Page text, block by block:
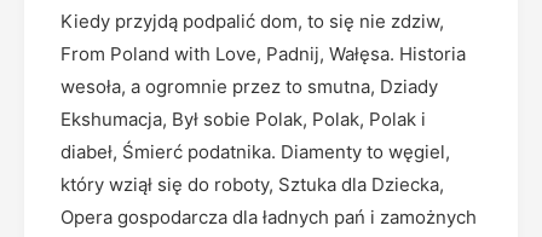
Kiedy przyjdą podpalić dom, to się nie zdziw,
From Poland with Love, Padnij, Wałęsa. Historia
wesoła, a ogromnie przez to smutna, Dziady
Ekshumacja, Był sobie Polak, Polak, Polak i
diabeł, Śmierć podatnika. Diamenty to węgiel,
który wziął się do roboty, Sztuka dla Dziecka,
Opera gospodarcza dla ładnych pań i zamożnych